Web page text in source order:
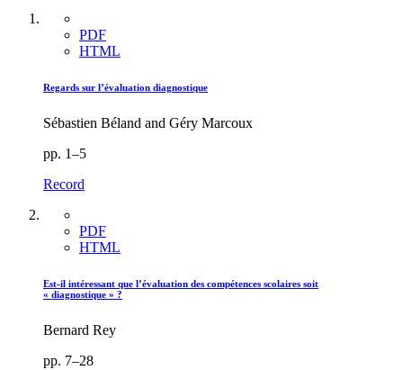
PDF
HTML
Regards sur l’évaluation diagnostique
Sébastien Béland and Géry Marcoux
pp. 1–5
Record
PDF
HTML
Est-il intéressant que l’évaluation des compétences scolaires soit
« diagnostique » ?
Bernard Rey
pp. 7–28